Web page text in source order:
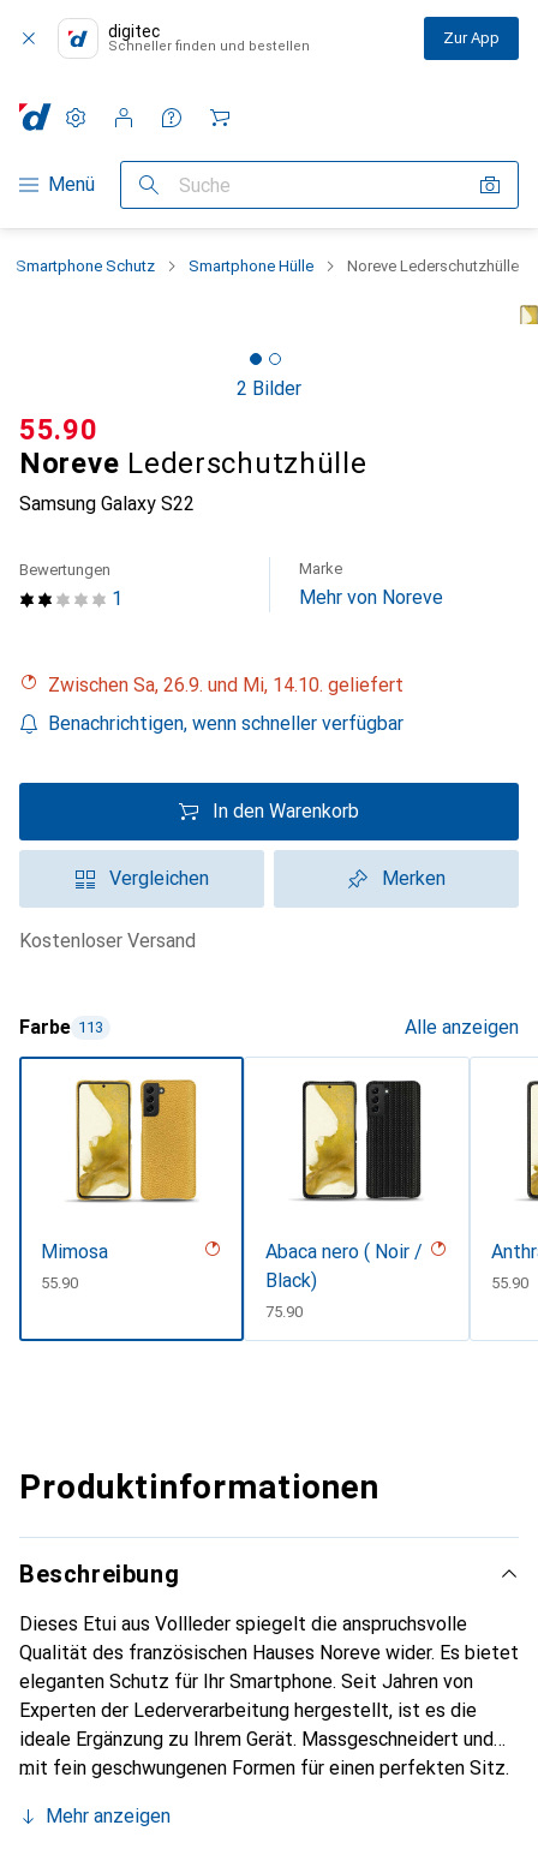
digitec
Schneller finden und bestellen Zur App
Navigation nach Kategorien
Menü Suche
Einstellungen
Kundenkonto
Vergleichslisten
Merklisten
Warenkorb
Smartphone Schutz Smartphone Hülle Noreve Lederschutzhülle
2 Bilder
Noreve Lederschutzhülle
Samsung Galaxy S22
CHF
55.90
1
Bewertungen Marke
Mehr von Noreve
Zwischen Sa, 26.9. und Mi, 14.10. geliefert
Benachrichtigen, wenn schneller verfügbar
In den Warenkorb
Vergleichen Merken
kostenloser Versand
Farbe 113 Alle anzeigen
Mimosa
CHF
55.90
Abaca nero ( Noir /
Black)
CHF
75.90
CHF
55.90
Produktinformationen
Beschreibung
Dieses Etui aus Vollleder spiegelt die anspruchsvolle
Qualität des französischen Hauses Noreve wider. Es bietet
eleganten Schutz für Ihr Smartphone. Seit Jahren von
Experten der Lederverarbeitung hergestellt, ist es die
ideale Ergänzung zu Ihrem Gerät. Massgeschneidert und
mit fein geschwungenen Formen für einen perfekten Sitz.
Smartphone. Die Marke Noreve ist international für ihre
Mehr anzeigen